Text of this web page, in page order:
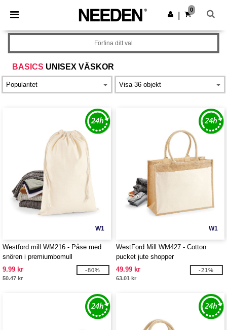
× Needen-app
Bättre priser i appen!
Hämta app
0
BASICS UNISEX VÄSKOR
Förfina ditt val
W1
Westford mill WM216 - Påse med
snören i premiumbomull
9.99 kr
50.47 kr
-80%
W1
WestFord Mill WM427 - Cotton
pucket jute shopper
49.99 kr
63.01 kr
-21%